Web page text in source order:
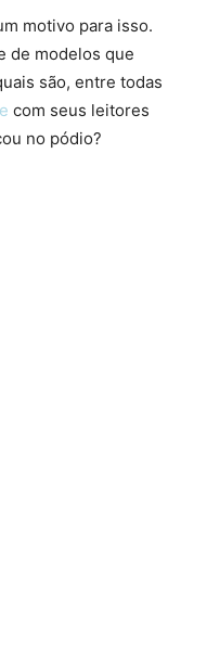
motivo para isso.
de modelos que
são, entre todas
com seus leitores
no pódio?